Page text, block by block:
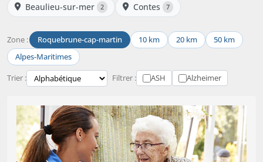
Beaulieu-sur-mer 2 Contes 7
Zone : Roquebrune-cap-martin 10 km 20 km
50 km
Alpes-Maritimes
Trier : Filtrer : ASH Alzheimer